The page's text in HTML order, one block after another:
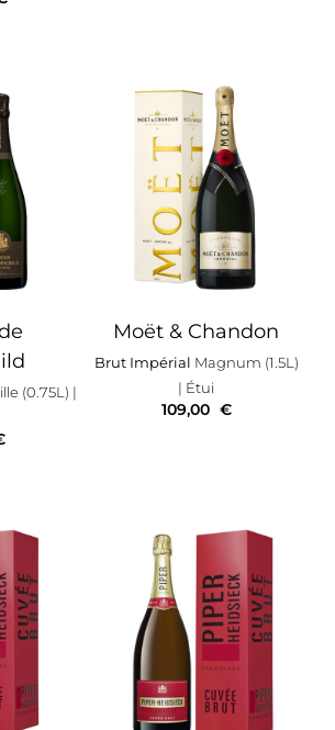
(0.75L) |
Moët & Chandon
Brut Impérial Magnum (1.5L)
| Étui
109,00 €